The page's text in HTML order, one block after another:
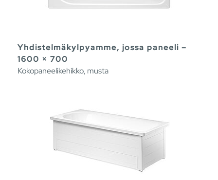
Yhdistelmäkylpyamme, jossa paneeli –
1600 × 700
Kokopaneelikehikko, musta